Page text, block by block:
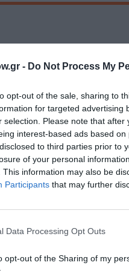
- Do Not Process My
opt-out of the sale, sharing to
for targeted advertising
selection. Please note that
interest-based ads based
to third parties prior to
of your personal
This information may also be
Participants that may further
Data Processing Opt Outs
opt-out of the Sharing of my
στοCulturenow.gr
και τον Πολιτισμό!